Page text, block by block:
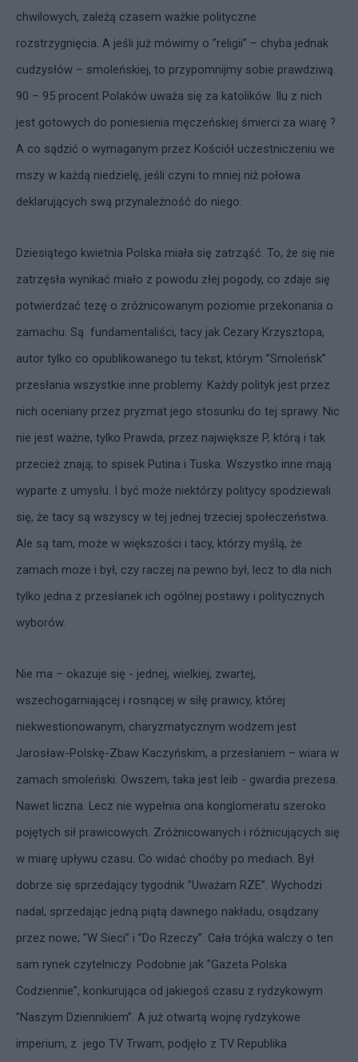
chwilowych, zależą czasem ważkie polityczne
rozstrzygnięcia. A jeśli już mówimy o ”religii” – chyba jednak
cudzysłów – smoleńskiej, to przypomnijmy sobie prawdziwą.
90 – 95 procent Polaków uważa się za katolików. Ilu z nich
jest gotowych do poniesienia męczeńskiej śmierci za wiarę ?
A co sądzić o wymaganym przez Kościół uczestniczeniu we
mszy w każdą niedzielę, jeśli czyni to mniej niż połowa
deklarujących swą przynależność do niego.
Dziesiątego kwietnia Polska miała się zatrząść. To, że się nie
zatrzęsła wynikać miało z powodu złej pogody, co zdaje się
potwierdzać tezę o zróżnicowanym poziomie przekonania o
zamachu. Są fundamentaliści, tacy jak Cezary Krzysztopa,
autor tylko co opublikowanego tu tekst, którym ”Smoleńsk”
przesłania wszystkie inne problemy. Każdy polityk jest przez
nich oceniany przez pryzmat jego stosunku do tej sprawy. Nic
nie jest ważne, tylko Prawda, przez największe P, którą i tak
przecież znają; to spisek Putina i Tuska. Wszystko inne mają
wyparte z umysłu. I być może niektórzy politycy spodziewali
się, że tacy są wszyscy w tej jednej trzeciej społeczeństwa.
Ale są tam, może w większości i tacy, którzy myślą, że
zamach może i był, czy raczej na pewno był, lecz to dla nich
tylko jedna z przesłanek ich ogólnej postawy i politycznych
wyborów.
Nie ma – okazuje się - jednej, wielkiej, zwartej,
wszechogarniającej i rosnącej w siłę prawicy, której
niekwestionowanym, charyzmatycznym wodzem jest
Jarosław-Polskę-Zbaw Kaczyńskim, a przesłaniem – wiara w
zamach smoleński. Owszem, taka jest leib - gwardia prezesa.
Nawet liczna. Lecz nie wypełnia ona konglomeratu szeroko
pojętych sił prawicowych. Zróżnicowanych i różnicujących się
w miarę upływu czasu. Co widać choćby po mediach. Był
dobrze się sprzedający tygodnik ”Uważam RZE”. Wychodzi
nadal, sprzedając jedną piątą dawnego nakładu, osądzany
przez nowe; ”W Sieci” i ”Do Rzeczy”. Cała trójka walczy o ten
sam rynek czytelniczy. Podobnie jak ”Gazeta Polska
Codziennie”, konkurująca od jakiegoś czasu z rydzykowym
”Naszym Dziennikiem”. A już otwartą wojnę rydzykowe
imperium, z jego TV Trwam, podjęło z TV Republika